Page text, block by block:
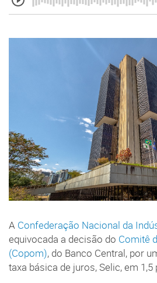
A Confederação Nacional da
equivocada a decisão do Comitê
(Copom), do Banco Central, por
taxa básica de juros, Selic, em